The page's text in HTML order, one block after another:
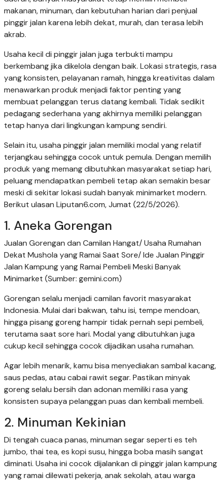
makanan, minuman, dan kebutuhan harian dari penjual
pinggir jalan karena lebih dekat, murah, dan terasa lebih
akrab.
Usaha kecil di pinggir jalan juga terbukti mampu
berkembang jika dikelola dengan baik. Lokasi strategis, rasa
yang konsisten, pelayanan ramah, hingga kreativitas dalam
menawarkan produk menjadi faktor penting yang
membuat pelanggan terus datang kembali. Tidak sedikit
pedagang sederhana yang akhirnya memiliki pelanggan
tetap hanya dari lingkungan kampung sendiri.
Selain itu, usaha pinggir jalan memiliki modal yang relatif
terjangkau sehingga cocok untuk pemula. Dengan memilih
produk yang memang dibutuhkan masyarakat setiap hari,
peluang mendapatkan pembeli tetap akan semakin besar
meski di sekitar lokasi sudah banyak minimarket modern.
Berikut ulasan Liputan6.com, Jumat (22/5/2026).
1. Aneka Gorengan
Jualan Gorengan dan Camilan Hangat/ Usaha Rumahan
Dekat Mushola yang Ramai Saat Sore/ Ide Jualan Pinggir
Jalan Kampung yang Ramai Pembeli Meski Banyak
Minimarket (Sumber: gemini.com)
Gorengan selalu menjadi camilan favorit masyarakat
Indonesia. Mulai dari bakwan, tahu isi, tempe mendoan,
hingga pisang goreng hampir tidak pernah sepi pembeli,
terutama saat sore hari. Modal yang dibutuhkan juga
cukup kecil sehingga cocok dijadikan usaha rumahan.
Agar lebih menarik, kamu bisa menyediakan sambal kacang,
saus pedas, atau cabai rawit segar. Pastikan minyak
goreng selalu bersih dan adonan memiliki rasa yang
konsisten supaya pelanggan puas dan kembali membeli.
2. Minuman Kekinian
Di tengah cuaca panas, minuman segar seperti es teh
jumbo, thai tea, es kopi susu, hingga boba masih sangat
diminati. Usaha ini cocok dijalankan di pinggir jalan kampung
yang ramai dilewati pekerja, anak sekolah, atau warga